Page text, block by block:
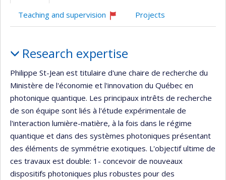
l’unité
de
Teaching and supervision
Currently
Projects
Research expertise
Philippe St-Jean est titulaire d'une chaire de recherche du
Ministère de l'économie et l'innovation du Québec en
photonique quantique. Les principaux intrêts de recherche
de son équipe sont liés à l'étude expérimentale de
l'interaction lumière-matière, à la fois dans le régime
quantique et dans des systèmes photoniques présentant
des éléments de symmétrie exotiques. L'objectif ultime de
ces travaux est double: 1- concevoir de nouveaux
dispositifs photoniques plus robustes pour des